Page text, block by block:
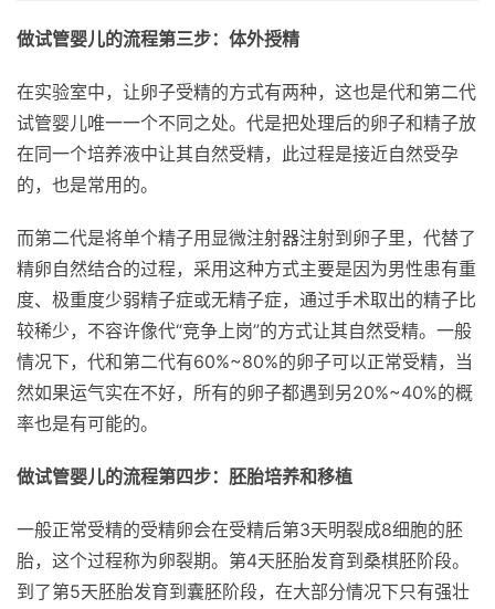
做试管婴儿的流程第三步：体外授精
在实验室中，让卵子受精的方式有两种，这也是代和第二代
试管婴儿唯一一个不同之处。代是把处理后的卵子和精子放
在同一个培养液中让其自然受精，此过程是接近自然受孕
的，也是常用的。
而第二代是将单个精子用显微注射器注射到卵子里，代替了
精卵自然结合的过程，采用这种方式主要是因为男性患有重
度、极重度少弱精子症或无精子症，通过手术取出的精子比
较稀少，不容许像代“竞争上岗”的方式让其自然受精。一般
情况下，代和第二代有60%~80%的卵子可以正常受精，当
然如果运气实在不好，所有的卵子都遇到另20%~40%的概
率也是有可能的。
做试管婴儿的流程第四步：胚胎培养和移植
一般正常受精的受精卵会在受精后第3天明裂成8细胞的胚
胎，这个过程称为卵裂期。第4天胚胎发育到桑棋胚阶段。
到了第5天胚胎发育到囊胚阶段，在大部分情况下只有强壮